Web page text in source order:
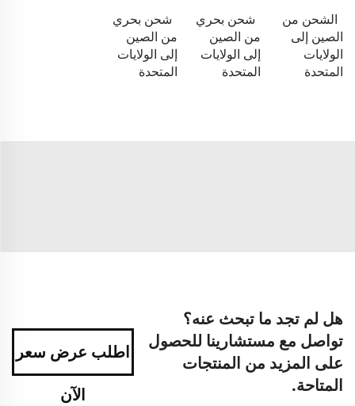
الشحن من
الصين إلى
الولايات
المتحدة
شحن بحري
من الصين
إلى الولايات
المتحدة
شحن بحري
من الصين
إلى الولايات
المتحدة
هل لم تجد ما تبحث عنه؟
تواصل مع مستشارينا للحصول
على المزيد من المنتجات
المتاحة.
اطلب عرض سعر
الآن